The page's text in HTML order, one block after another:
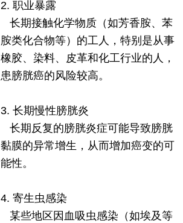
2. 职业暴露
长期接触化学物质（如芳香胺、苯
胺类化合物等）的工人，特别是从事
橡胶、染料、皮革和化工行业的人，
患膀胱癌的风险较高。
3. 长期慢性膀胱炎
长期反复的膀胱炎症可能导致膀胱
黏膜的异常增生，从而增加癌变的可
能性。
4. 寄生虫感染
某些地区因血吸虫感染（如埃及等